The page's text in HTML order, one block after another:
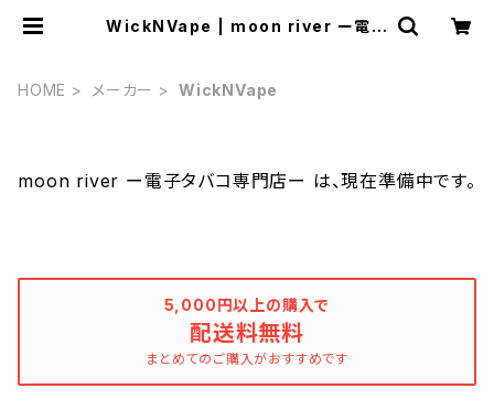
WickNVape | moon river ー電子
HOME メーカー WickNVape
moon river ー電子タバコ専門店ー は、現在準備中です。
5,000円以上の購入で
配送料無料
まとめてのご購入がおすすめです